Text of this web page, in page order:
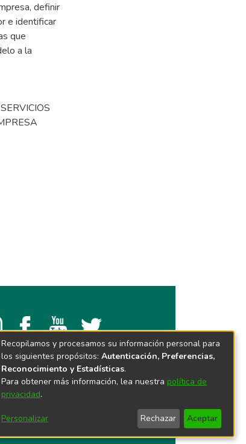
definir
e identificar
que
a la
Recopilamos y procesamos su información personal para
los siguientes propósitos: Autenticación, Preferencias,
Reconocimiento y Estadísticas.
Para obtener más información, lea nuestra política de
privacidad.
Personalizar Rechazar Aceptar